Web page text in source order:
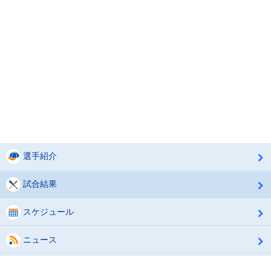
選手紹介
試合結果
スケジュール
ニュース